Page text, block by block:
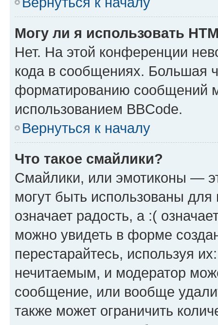
Могу ли я использовать
Нет. На этой конференции
кода в сообщениях. Большая
форматированию сообщений
использованием BBCode.
Вернуться к началу
Что такое смайлики?
Смайлики, или эмотиконы —
могут быть использованы
означает радость, а :(
можно увидеть в форме
перестарайтесь, используя
нечитаемым, и модератор
сообщение, или вообще
также может ограничить